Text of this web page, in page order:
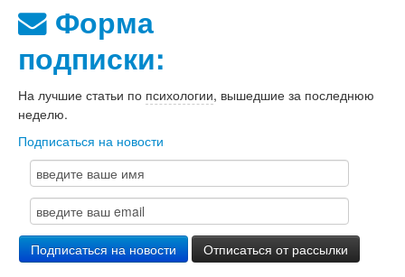
Форма
подписки:
На лучшие статьи по психологии, вышедшие за последнюю
неделю.
Подписаться на новости